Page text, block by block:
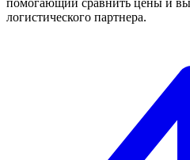
помогающий сравнить цены и
логистического партнера.